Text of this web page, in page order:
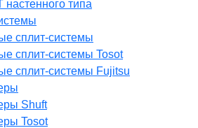
типа
сплит-системы
сплит-системы Tosot
сплит-системы Fujitsu
Shuft
Tosot